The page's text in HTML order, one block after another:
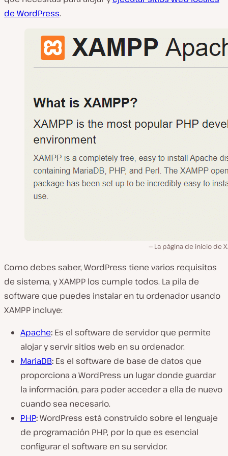
de WordPress.
La página de inicio de
Como debes saber, WordPress tiene varios requisitos
de sistema, y XAMPP los cumple todos. La pila de
software que puedes instalar en tu ordenador usando
XAMPP incluye:
Apache: Es el software de servidor que permite
alojar y servir sitios web en su ordenador.
MariaDB: Es el software de base de datos que
proporciona a WordPress un lugar donde guardar
la información, para poder acceder a ella de nuevo
cuando sea necesario.
PHP:WordPress está construido sobre el lenguaje
de programación PHP, por lo que es esencial
configurar el software en su servidor.